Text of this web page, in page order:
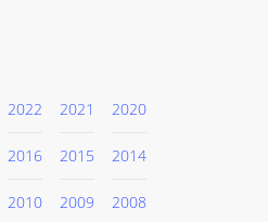
2022 2021 2020
2016 2015 2014
2010 2009 2008